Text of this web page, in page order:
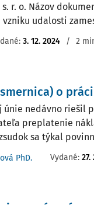
s. r. o. Názov
vzniku udalosti
3. 12. 2024 / 2
o
únie nedávno riešil
preplatenie
sa týkal
PhD. Vydané: 27.